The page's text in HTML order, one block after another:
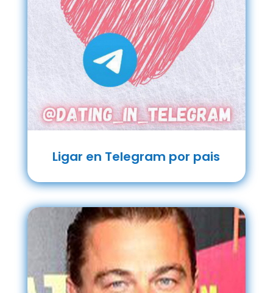
Ligar en Telegram por pais